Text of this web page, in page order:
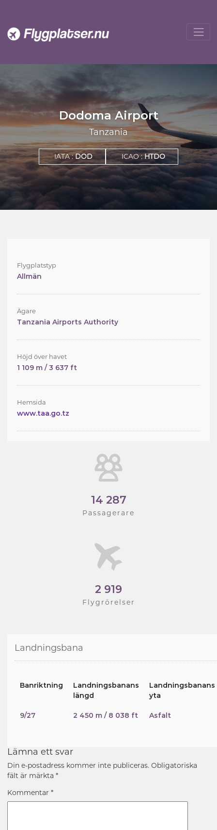
Dodoma Airport
Tanzania
IATA :DOD ICAO :HTDO
Flygplatstyp
Allmän
Ägare
Tanzania Airports Authority
Höjd över havet
1 109 m / 3 637 ft
Hemsida
www.taa.go.tz
14 287
Passagerare
2 919
Flygrörelser
Landningsbana
Banriktning
Landningsbanans
längd
Landningsbanans
yta
9/27 2 450 m / 8 038 ft Asfalt
Lämna ett svar
Din e-postadress kommer inte publiceras. Obligatoriska
fält är märkta *
Kommentar *